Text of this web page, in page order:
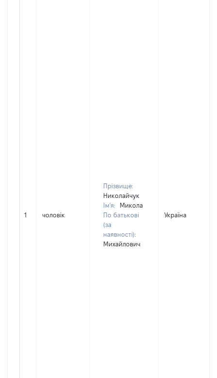
1 чоловік
Прізвище:
Николайчук
Ім'я:
Микола
По батькові
(за
наявності):
Михайлович
Україна